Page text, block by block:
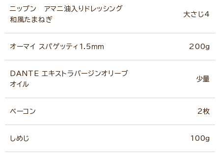
ニップン アマニ油入りドレッシング
和風たまねぎ
大さじ4
オーマイ スパゲッティ1.5ｍｍ 200g
DANTE エキストラバージンオリーブ
オイル
少量
ベーコン 2枚
しめじ 100g